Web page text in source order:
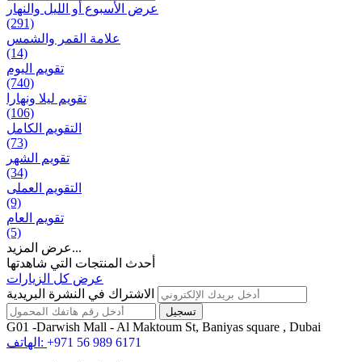
عرض الأسبوع أو الليل والنهار
(291)
علامة القمر والشمس
(14)
تقویم الیوم
(740)
تقويم ليلا ونهارا
(106)
التقويم الكامل
(73)
تقويم الشهر
(34)
التقويم العملی
(9)
تقويم العام
(5)
عرض المزيد...
أحدث المنتجات التي شاهدتها
عرض كل الزيارات
الاشتراك في النشرة البريدية
G01 -Darwish Mall - Al Maktoum St, Baniyas square , Dubai
الهاتف: +971 56 989 6171